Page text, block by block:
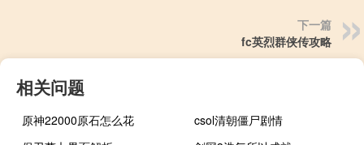
下一篇
fc英烈群侠传攻略
相关问题
原神22000原石怎么花
csol清朝僵尸剧情